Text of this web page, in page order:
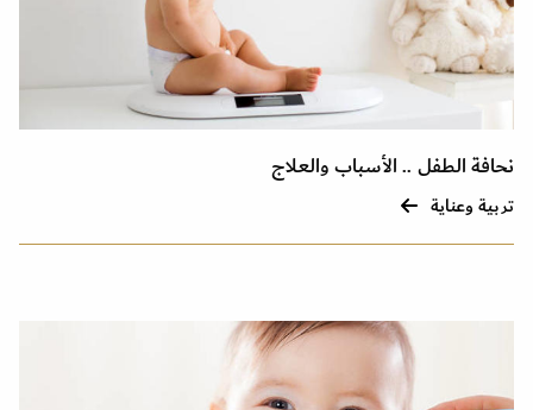
نحافة الطفل .. الأسباب والعلاج
تربية وعناية